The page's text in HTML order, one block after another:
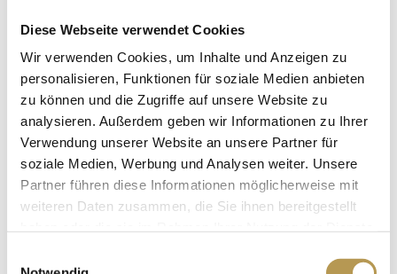
Diese Webseite verwendet Cookies
Wir verwenden Cookies, um Inhalte und Anzeigen zu
personalisieren, Funktionen für soziale Medien anbieten
zu können und die Zugriffe auf unsere Website zu
analysieren. Außerdem geben wir Informationen zu Ihrer
Verwendung unserer Website an unsere Partner für
soziale Medien, Werbung und Analysen weiter. Unsere
Partner führen diese Informationen möglicherweise mit
weiteren Daten zusammen, die Sie ihnen bereitgestellt
KARRIERE